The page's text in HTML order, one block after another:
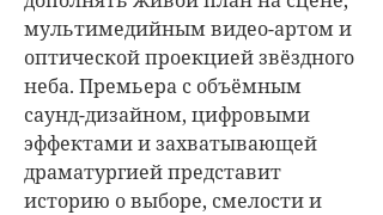
мультимедийным видео-артом и
оптической проекцией звёздного
неба. Премьера с объёмным
саунд-дизайном, цифровыми
эффектами и захватывающей
драматургией представит
историю о выборе, смелости и